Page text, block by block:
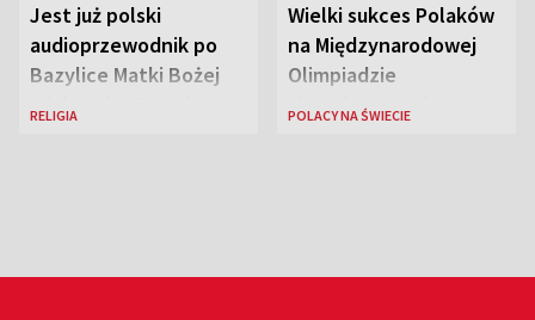
Jest już polski
audioprzewodnik po
Bazylice Matki Bożej
Większej w Rzymie
RELIGIA
Wielki sukces Polaków
na Międzynarodowej
Olimpiadzie
Lingwistycznej
POLACY NA ŚWIECIE